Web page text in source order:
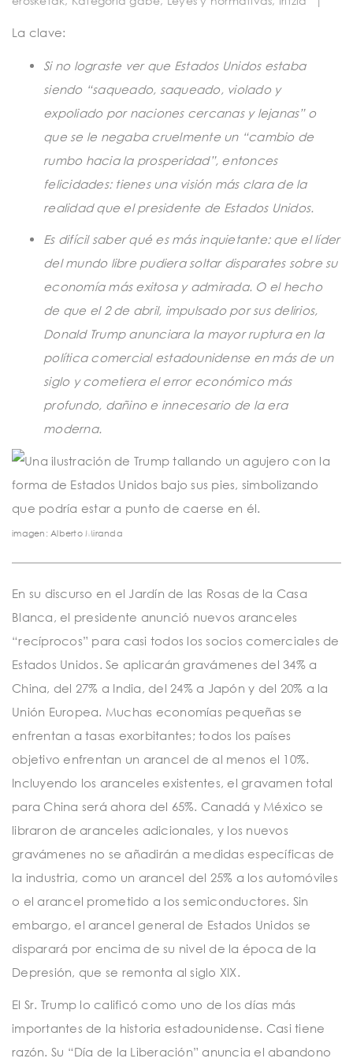
La clave:
Si no lograste ver que Estados Unidos estaba
siendo “saqueado, saqueado, violado y
expoliado por naciones cercanas y lejanas” o
que se le negaba cruelmente un “cambio de
rumbo hacia la prosperidad”, entonces
felicidades: tienes una visión más clara de la
realidad que el presidente de Estados Unidos.
Es difícil saber qué es más inquietante: que el líder
del mundo libre pudiera soltar disparates sobre su
economía más exitosa y admirada. O el hecho
de que el 2 de abril, impulsado por sus delirios,
Donald Trump anunciara la mayor ruptura en la
política comercial estadounidense en más de un
siglo y cometiera el error económico más
profundo, dañino e innecesario de la era
moderna.
imagen: Alberto Miranda
En su discurso en el Jardín de las Rosas de la Casa
Blanca, el presidente anunció nuevos aranceles
“recíprocos” para casi todos los socios comerciales de
Estados Unidos. Se aplicarán gravámenes del 34% a
China, del 27% a India, del 24% a Japón y del 20% a la
Unión Europea. Muchas economías pequeñas se
enfrentan a tasas exorbitantes; todos los países
objetivo enfrentan un arancel de al menos el 10%.
Incluyendo los aranceles existentes, el gravamen total
para China será ahora del 65%. Canadá y México se
libraron de aranceles adicionales, y los nuevos
gravámenes no se añadirán a medidas específicas de
la industria, como un arancel del 25% a los automóviles
o el arancel prometido a los semiconductores. Sin
embargo, el arancel general de Estados Unidos se
disparará por encima de su nivel de la época de la
Depresión, que se remonta al siglo XIX.
El Sr. Trump lo calificó como uno de los días más
importantes de la historia estadounidense. Casi tiene
razón. Su “Día de la Liberación” anuncia el abandono